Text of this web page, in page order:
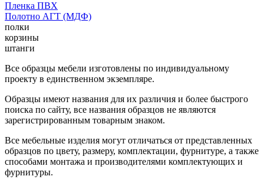
Пленка ПВХ
Полотно АГТ (МДФ)
полки
корзины
штанги
Все образцы мебели изготовлены по индивидуальному
проекту в единственном экземпляре.
Образцы имеют названия для их различия и более быстрого
поиска по сайту, все названия образцов не являются
зарегистрированным товарным знаком.
Все мебельные изделия могут отличаться от представленных
образцов по цвету, размеру, комплектации, фурнитуре, а также
способами монтажа и производителями комплектующих и
фурнитуры.